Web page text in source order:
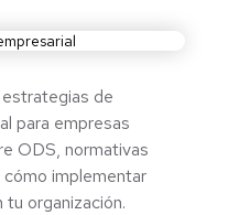
de
para empresas
ODS, normativas
implementar
organización.